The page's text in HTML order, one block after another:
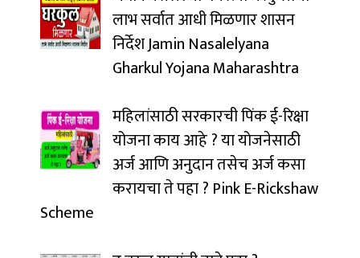
लाभ सर्वात आधी मिळणार शासन
निर्देश Jamin Nasalelyana
Gharkul Yojana Maharashtra
महिलांसाठी सरकारची पिंक ई-रिक्षा
योजना काय आहे ? या योजनेसाठी
अर्ज आणि अनुदान तसेच अर्ज कसा
करायचा ते पहा ? Pink E-Rickshaw
Scheme